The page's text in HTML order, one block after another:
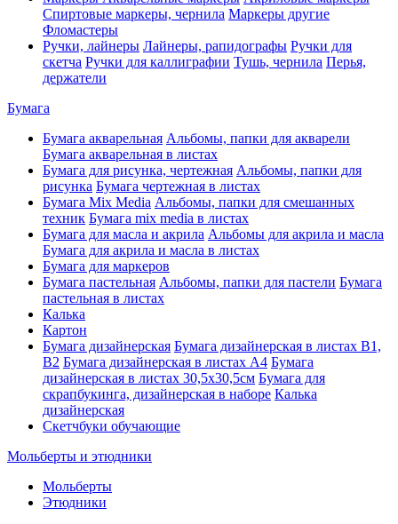
Спиртовые маркеры, чернила Маркеры другие
Фломастеры
Ручки, лайнеры Лайнеры, рапидографы Ручки для
скетча Ручки для каллиграфии Тушь, чернила Перья,
держатели
Бумага
Бумага акварельная Альбомы, папки для акварели
Бумага акварельная в листах
Бумага для рисунка, чертежная Альбомы, папки для
рисунка Бумага чертежная в листах
Бумага Mix Media Альбомы, папки для смешанных
техник Бумага mix media в листах
Бумага для масла и акрила Альбомы для акрила и масла
Бумага для акрила и масла в листах
Бумага для маркеров
Бумага пастельная Альбомы, папки для пастели Бумага
пастельная в листах
Калька
Картон
Бумага дизайнерская Бумага дизайнерская в листах В1,
В2 Бумага дизайнерская в листах А4 Бумага
дизайнерская в листах 30,5х30,5см Бумага для
скрапбукинга, дизайнерская в наборе Калька
дизайнерская
Скетчбуки обучающие
Мольберты и этюдники
Мольберты
Этюдники